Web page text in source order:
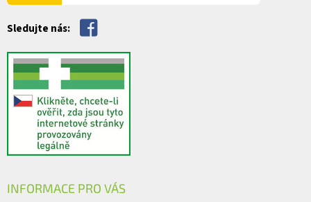
Sledujte nás:
INFORMACE PRO VÁS